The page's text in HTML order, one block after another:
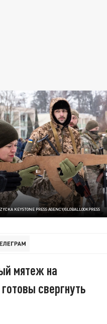
KEYSTONE PRESS AGENCY/GLOBALLOOKPRESS
мятеж на
свергнуть